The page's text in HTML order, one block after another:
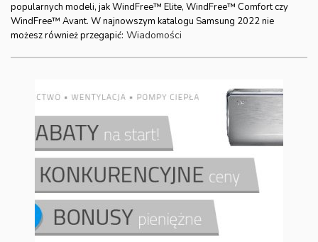
popularnych modeli, jak WindFree™ Elite, WindFree™ Comfort czy
WindFree™ Avant. W najnowszym katalogu Samsung 2022 nie
możesz również przegapić: Wiadomości